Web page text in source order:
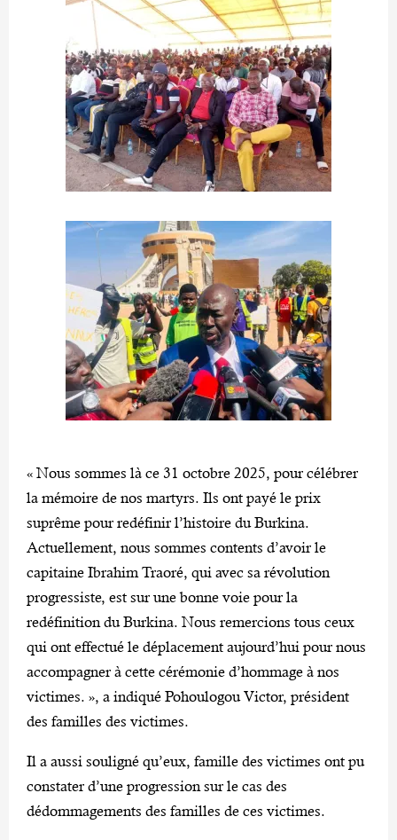
« Nous sommes là ce 31 octobre 2025, pour célébrer
la mémoire de nos martyrs. Ils ont payé le prix
suprême pour redéfinir l’histoire du Burkina.
Actuellement, nous sommes contents d’avoir le
capitaine Ibrahim Traoré, qui avec sa révolution
progressiste, est sur une bonne voie pour la
redéfinition du Burkina. Nous remercions tous ceux
qui ont effectué le déplacement aujourd’hui pour nous
accompagner à cette cérémonie d’hommage à nos
victimes. », a indiqué Pohoulogou Victor, président
des familles des victimes.
Il a aussi souligné qu’eux, famille des victimes ont pu
constater d’une progression sur le cas des
dédommagements des familles de ces victimes.